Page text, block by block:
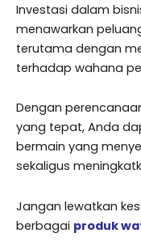
Investasi dalam
menawarkan
terutama dengan
terhadap wahana
Dengan
yang tepat, Anda
bermain yang
sekaligus
Jangan lewatkan
berbagai produk